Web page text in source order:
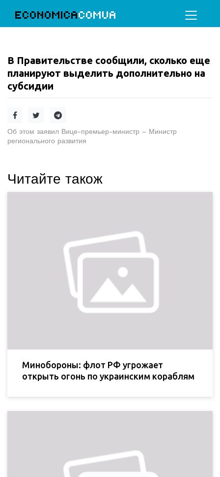
ECONOMICACOMUA
В Правительстве сообщили, сколько еще
планируют выделить дополнительно на
субсидии
Об этом заявил Вице-премьер-министр – Министр
регионального развития
Читайте також
Минобороны: флот РФ угрожает
открыть огонь по украинским кораблям